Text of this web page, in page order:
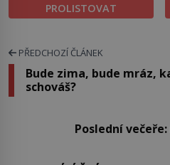
PROLISTOVAT
PŘEDCHOZÍ ČLÁNEK
Bude zima, bude mráz,
schováš?
Poslední